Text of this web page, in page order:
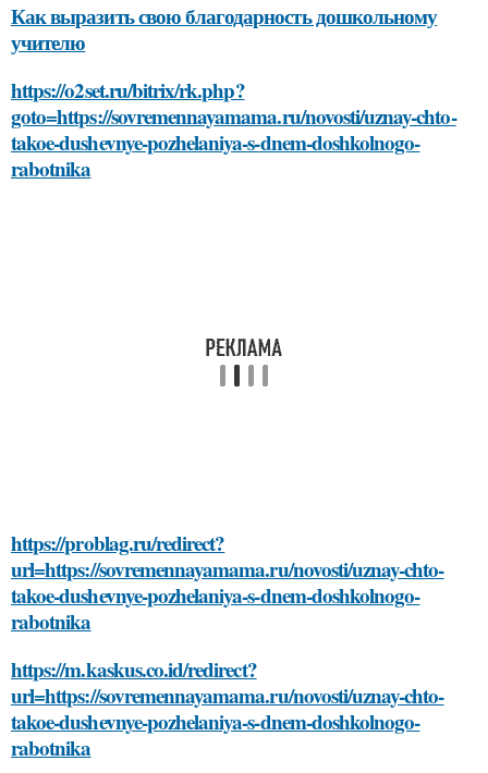
Как выразить свою благодарность дошкольному
учителю
https://o2set.ru/bitrix/rk.php?
goto=https://sovremennayamama.ru/novosti/uznay-chto-
takoe-dushevnye-pozhelaniya-s-dnem-doshkolnogo-
rabotnika
https://problag.ru/redirect?
url=https://sovremennayamama.ru/novosti/uznay-chto-
takoe-dushevnye-pozhelaniya-s-dnem-doshkolnogo-
rabotnika
https://m.kaskus.co.id/redirect?
url=https://sovremennayamama.ru/novosti/uznay-chto-
takoe-dushevnye-pozhelaniya-s-dnem-doshkolnogo-
rabotnika